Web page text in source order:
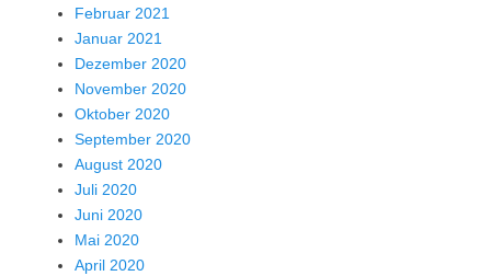
Februar 2021
Januar 2021
Dezember 2020
November 2020
Oktober 2020
September 2020
August 2020
Juli 2020
Juni 2020
Mai 2020
April 2020